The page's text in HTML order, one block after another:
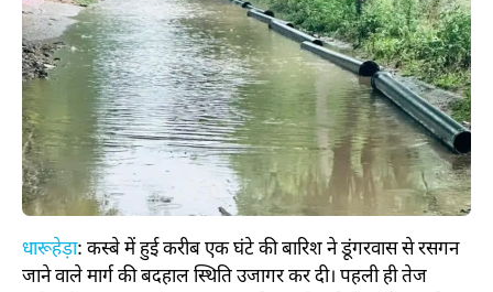
धारूहेड़ा: कस्बे में हुई करीब एक घंटे की बारिश ने डूंगरवास से रसगन
जाने वाले मार्ग की बदहाल स्थिति उजागर कर दी। पहली ही तेज